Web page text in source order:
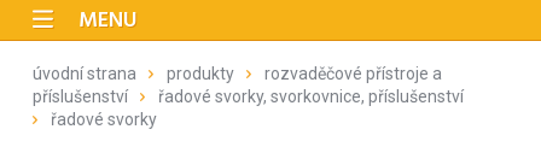
MENU
úvodní strana produkty
rozvaděčové přístroje a
příslušenství
řadové svorky, svorkovnice, příslušenství
řadové svorky